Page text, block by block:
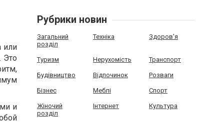
или
Это
и
Рубрики новин
Загальний
розділ
Техніка Здоров'я
Туризм Нерухомість Транспорт
Будівництво Відпочинок Розваги
Бізнес Меблі Спорт
Жіночий
розділ
Інтернет Культура